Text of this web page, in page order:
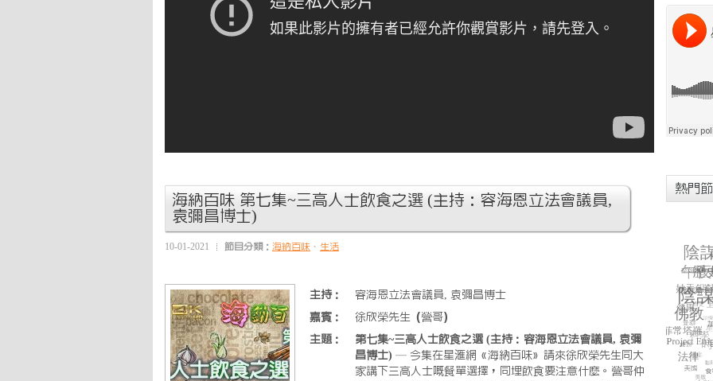
海納百味 第七集~三高人士飲食之選 (主持：容海恩立法會議員,
袁彌昌博士)
10-01-2021 節目分類： 海納百味 、 生活
主持：
容海恩立法會議員, 袁彌昌博士
嘉賓：
徐欣榮先生（營哥）
主題：
第七集~三高人士飲食之選 (主持：容海恩立法會議員, 袁彌
昌博士) — 今集在星滙網《海納百味》請來徐欣榮先生同大
家講下三高人士嘅餐單選擇，同埋飲食要注意什麼。營哥仲
熱門